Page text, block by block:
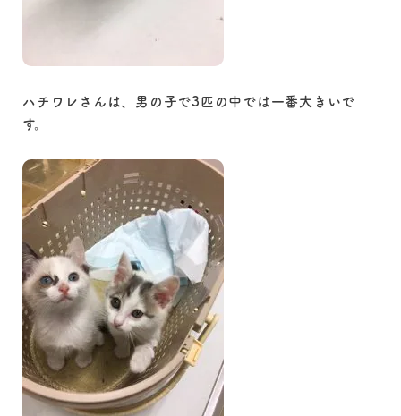
ハチワレさんは、男の子で3匹の中では一番大きいで
す。